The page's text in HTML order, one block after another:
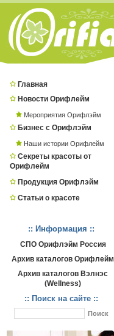
Главная
Новости Орифлейм
Мероприятия Орифлэйм
Бизнес с Орифлэйм
Наши истории Орифлейм
Секреты красоты от
Орифлейм
Продукция Орифлэйм
Статьи о красоте
:: Информация ::
СПО Орифлэйм Россия
Архив каталогов Орифлейм
Архив каталогов Вэлнэс
(Wellness)
:: Поиск на сайте ::